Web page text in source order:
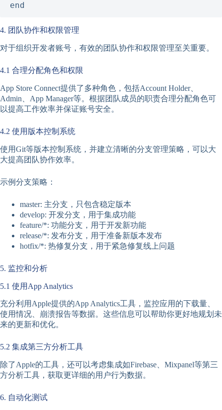
end
4. 团队协作和权限管理
对于组织开发者账号，有效的团队协作和权限管理至关重要。
4.1 合理分配角色和权限
App Store Connect提供了多种角色，包括Account Holder、
Admin、App Manager等。根据团队成员的职责合理分配角色可
以提高工作效率并保证账号安全。
4.2 使用版本控制系统
使用Git等版本控制系统，并建立清晰的分支管理策略，可以大
大提高团队协作效率。
示例分支策略：
master: 主分支，只包含稳定版本
develop: 开发分支，用于集成功能
feature/*: 功能分支，用于开发新功能
release/*: 发布分支，用于准备新版本发布
hotfix/*: 热修复分支，用于紧急修复线上问题
5. 监控和分析
5.1 使用App Analytics
充分利用Apple提供的App Analytics工具，监控应用的下载量、
使用情况、崩溃报告等数据。这些信息可以帮助你更好地规划未
来的更新和优化。
5.2 集成第三方分析工具
除了Apple的工具，还可以考虑集成如Firebase、Mixpanel等第三
方分析工具，获取更详细的用户行为数据。
6. 自动化测试